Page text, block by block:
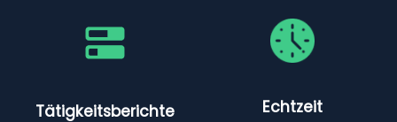
Tätigkeitsberichte Echtzeit